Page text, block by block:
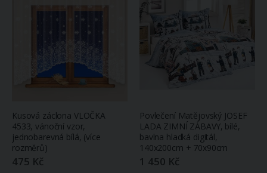
Kusová záclona VLOČKA
4533, vánoční vzor,
jednobarevná bílá, (více
rozměrů)
475 Kč
Povlečení Matějovský JOSEF
LADA ZIMNÍ ZÁBAVY, bílé,
bavlna hladká digitál,
140x200cm + 70x90cm
1 450 Kč